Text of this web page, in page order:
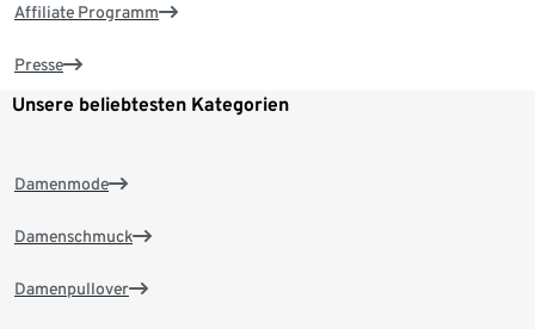
Affiliate Programm
Presse
Unsere beliebtesten Kategorien
Damenmode
Damenschmuck
Damenpullover